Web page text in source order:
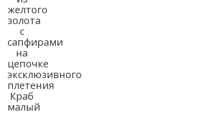
желтого
золота
с
сапфирами
на
цепочке
эксклюзивного
плетения
Краб
малый